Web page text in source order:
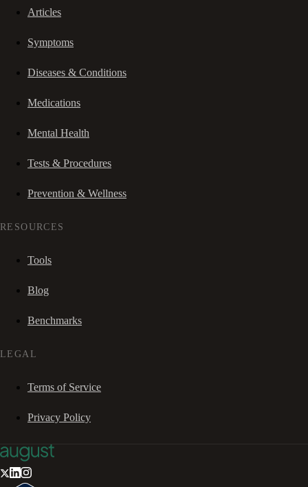
Articles
Symptoms
Diseases & Conditions
Medications
Mental Health
Tests & Procedures
Prevention & Wellness
RESOURCES
Tools
Blog
Benchmarks
LEGAL
Terms of Service
Privacy Policy